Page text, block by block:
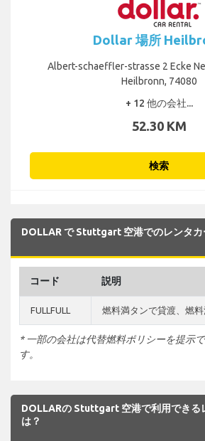
Dollar 場所
Albert-schaeffler-strasse 2 Ecke
Heilbronn, 74080
+ 12 他の会社...
52.30 KM
検索
DOLLAR で Stuttgart 空港でのレンタカ
コード 説明
FULLFULL 燃料満タンで貸渡、燃
* 一部の会社は代替燃料ポリシーを提示
す。
DOLLARの Stuttgart 空港で利用できる
は？